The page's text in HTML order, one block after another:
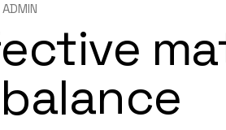
ADMIN